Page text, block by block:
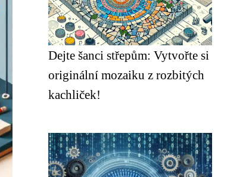
Dejte šanci střepům: Vytvořte si
originální mozaiku z rozbitých
kachliček!